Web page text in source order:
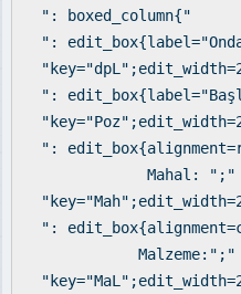
": boxed_column{"
":
":
":
Mahal: ";"
":
Malzeme:";"